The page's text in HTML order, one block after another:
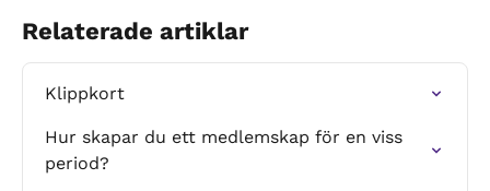
Relaterade artiklar
Klippkort
Hur skapar du ett medlemskap för en viss
period?